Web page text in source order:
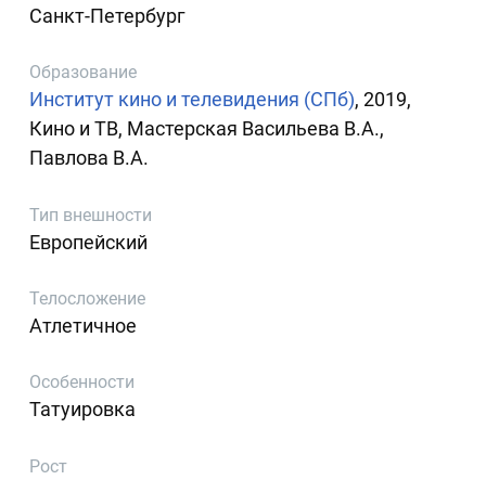
Санкт-Петербург
Образование
Институт кино и телевидения (СПб), 2019,
Кино и ТВ, Мастерская Васильева В.А.,
Павлова В.А.
Тип внешности
Европейский
Телосложение
Атлетичное
Особенности
Татуировка
Рост